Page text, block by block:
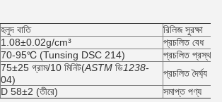
হলুদ বাতি
রিলিজ সুরক্ষা
1.08±0.02g/cm³
প্রচলিত বেধ
70-95℃ (Tunsing DSC 214)
প্রচলিত প্রস্থ
75±25 গ্রাম/10 মিনিট(ASTM ডি1238-
04)
প্রচলিত দৈর্ঘ্য
D 58±2 (তীরে) সমাপ্ত পণ্য